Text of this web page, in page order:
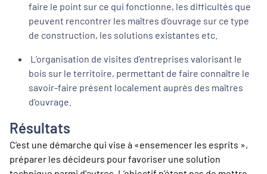
faire le point sur ce qui fonctionne, les difficultés que
peuvent rencontrer les maîtres d’ouvrage sur ce type
de construction, les solutions existantes etc.
L’organisation de visites d’entreprises valorisant le
bois sur le territoire, permettant de faire connaître le
savoir-faire présent localement auprès des maîtres
d’ouvrage.
Résultats
C’est une démarche qui vise à «ensemencer les esprits »,
préparer les décideurs pour favoriser une solution